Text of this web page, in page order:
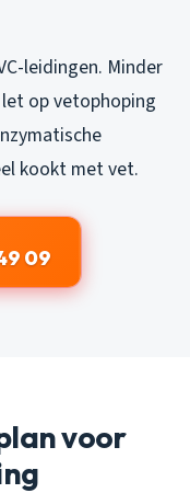
leidingen. Minder
op vetophoping
kookt met vet.
09
voor